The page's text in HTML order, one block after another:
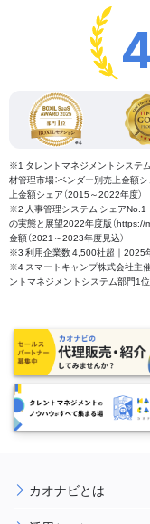
※1 タレントマネジメントシステム
材管理市場：ベンダー別売上金額
上金額シェア（2015～2022年度）
※2 人事管理システム シェアNo.1
の実態と展望2022年度版（https://
金額（2021～2023年度見込）
※3 利用企業数 4,500社超｜2025
※4 スマートキャンプ株式会社主
ントマネジメントシステム部門1
カオナビとは